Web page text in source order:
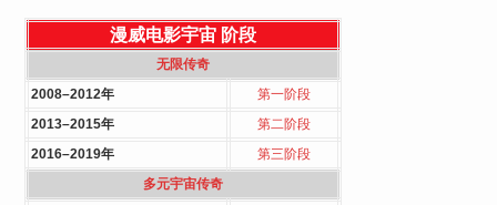
漫威电影宇宙 阶段
无限传奇
2008–2012年
第一阶段
2013–2015年
第二阶段
2016–2019年
第三阶段
多元宇宙传奇